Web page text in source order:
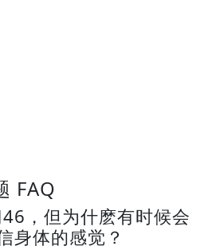
FAQ
，但为什麽有时候会
身体的感觉？